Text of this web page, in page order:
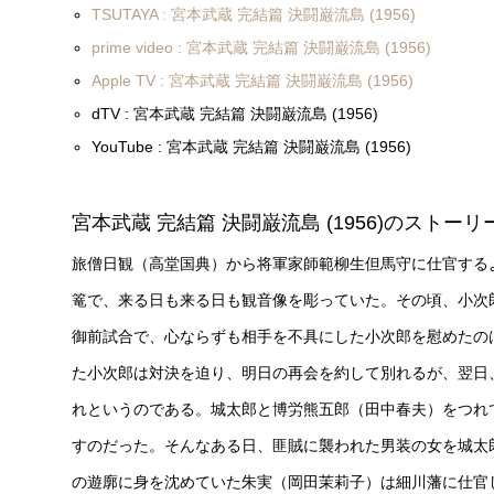
TSUTAYA : 宮本武蔵 完結篇 決闘巌流島 (1956)
prime video : 宮本武蔵 完結篇 決闘巌流島 (1956)
Apple TV : 宮本武蔵 完結篇 決闘巌流島 (1956)
dTV : 宮本武蔵 完結篇 決闘巌流島 (1956)
YouTube : 宮本武蔵 完結篇 決闘巌流島 (1956)
宮本武蔵 完結篇 決闘巌流島 (1956)のストーリ
旅僧日観（高堂国典）から将軍家師範柳生但馬守に仕官す
篭で、来る日も来る日も観音像を彫っていた。その頃、小
御前試合で、心ならずも相手を不具にした小次郎を慰めた
た小次郎は対決を迫り、明日の再会を約して別れるが、翌
れというのである。城太郎と博労熊五郎（田中春夫）をつ
すのだった。そんなある日、匪賊に襲われた男装の女を城
の遊廓に身を沈めていた朱実（岡田茉莉子）は細川藩に仕